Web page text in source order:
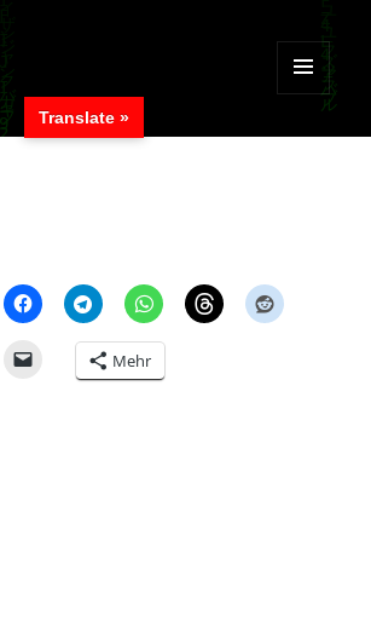
MENÜ
WIDGETS
Mehr
Translate »